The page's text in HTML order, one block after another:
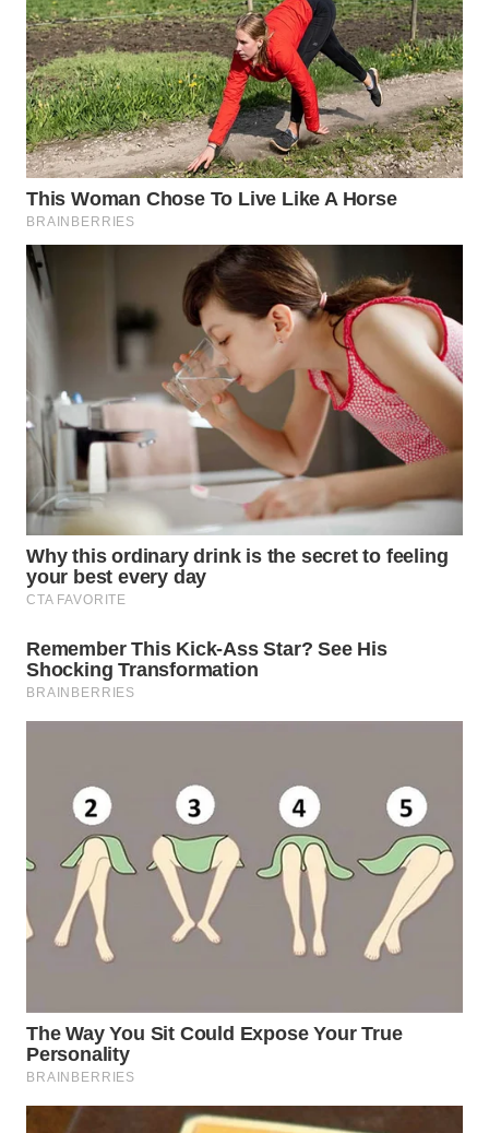
WN
KARO
WN
SIMALUNGUN
WN
LABUHANBATU
WN DELI
SERDANG
TEBING
TINGGI
WN
PAKPAK
WN
KARAWANG
WN
BOGOR
WN
DEPOK
UTARA
WN
SAMOSIR